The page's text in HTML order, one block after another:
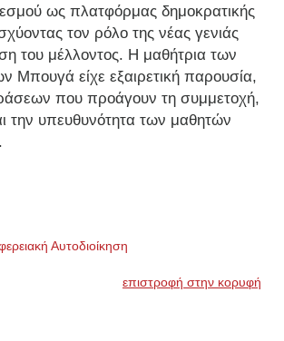
ως πλατφόρμας δημοκρατικής
τον ρόλο της νέας γενιάς
του μέλλοντος. Η μαθήτρια των
Μπουγά είχε εξαιρετική παρουσία,
που προάγουν τη συμμετοχή,
την υπευθυνότητα των μαθητών
Αυτοδιοίκηση
επιστροφή στην κορυφή